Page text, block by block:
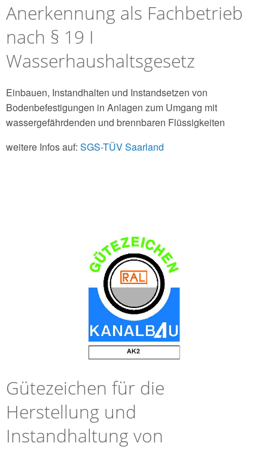
Anerkennung als Fachbetrieb
nach § 19 I
Wasserhaushaltsgesetz
Einbauen, Instandhalten und Instandsetzen von
Bodenbefestigungen in Anlagen zum Umgang mit
wassergefährdenden und brennbaren Flüssigkeiten
weitere Infos auf: SGS-TÜV Saarland
Gütezeichen für die
Herstellung und
Instandhaltung von